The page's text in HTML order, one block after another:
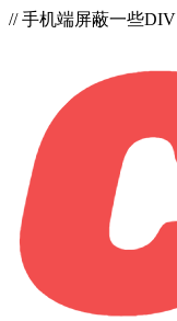
// 手机端屏蔽一些DIV